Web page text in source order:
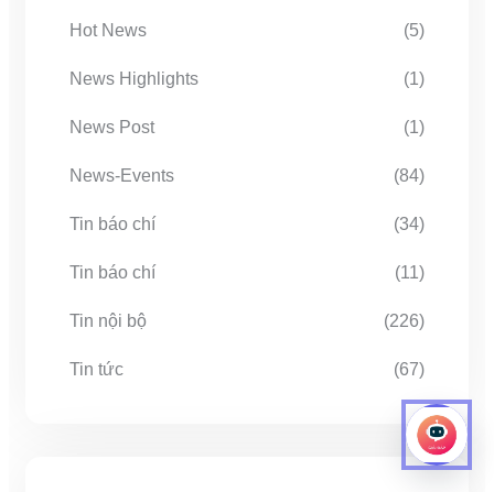
Hot News (5)
News Highlights (1)
News Post (1)
News-Events (84)
Tin báo chí (34)
Tin báo chí (11)
Tin nội bộ (226)
Tin tức (67)